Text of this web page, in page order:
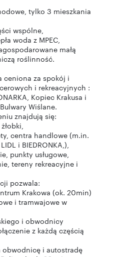
tylko 3 mieszkania
wspólne,
woda z MPEC,
małą
roślinność.
ceniona za spokój i
i rekreacyjnych :
Kopiec Krakusa i
Wiślane.
znajdują się:
centra handlowe (m.in.
i BIEDRONKA,),
punkty usługowe,
tereny rekreacyjne i
pozwala:
Krakowa (ok. 20min)
i tramwajowe w
i obwodnicy
z każdą częścią
i autostradę